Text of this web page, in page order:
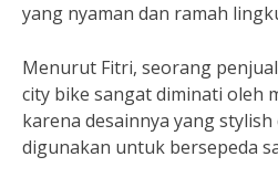
yang nyaman dan ramah
Menurut Fitri, seorang
city bike sangat diminati oleh
karena desainnya yang
digunakan untuk bersepeda